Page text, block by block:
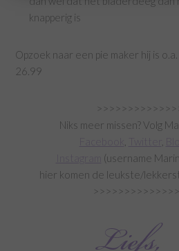
knapperig is
Opzoek naar een pie maker hij is
26.99
Niks meer missen? Volg
Instagram
(username
hier komen de leukste/